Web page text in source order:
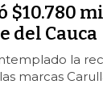
$10.780
del Cauca
la
marcas